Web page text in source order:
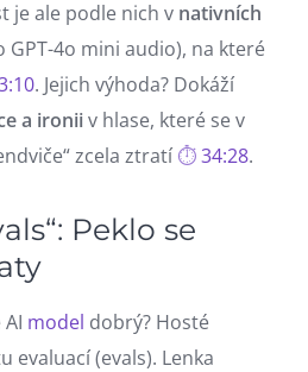
je ale podle nich v nativních
GPT-4o mini audio), na které
. Jejich výhoda? Dokáží
a ironiiv hlase, které se v
zcela ztratí
34:28.
Peklo se
model dobrý? Hosté
(evals). Lenka